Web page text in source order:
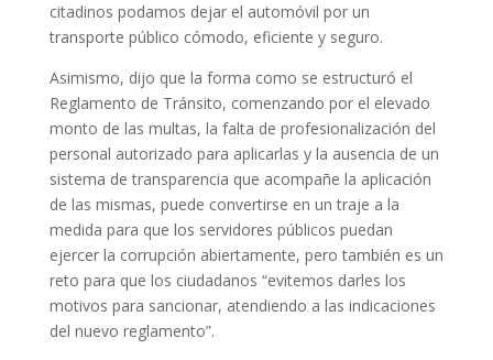
citadinos podamos dejar el automóvil por un
transporte público cómodo, eficiente y seguro.
Asimismo, dijo que la forma como se estructuró el
Reglamento de Tránsito, comenzando por el elevado
monto de las multas, la falta de profesionalización del
personal autorizado para aplicarlas y la ausencia de un
sistema de transparencia que acompañe la aplicación
de las mismas, puede convertirse en un traje a la
medida para que los servidores públicos puedan
ejercer la corrupción abiertamente, pero también es un
reto para que los ciudadanos “evitemos darles los
motivos para sancionar, atendiendo a las indicaciones
del nuevo reglamento”.